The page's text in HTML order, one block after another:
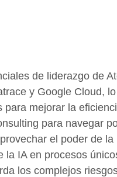
de liderazgo de
y Google Cloud,
mejorar la
para navegar
el poder de
la IA en procesos
los complejos